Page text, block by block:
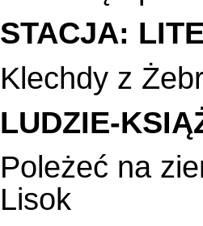
STACJA:
Klechdy z
LUDZIE-
Poleżeć na
Lisok